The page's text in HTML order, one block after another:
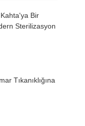
Bir
Sterilizasyon
Tıkanıklığına